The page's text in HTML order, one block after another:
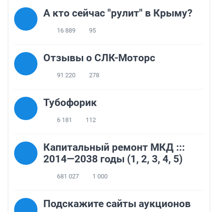
А кто сейчас "рулит" в Крыму?
16 889 95
Отзывы о СЛК-Моторс
91 220 278
Тубофорик
6 181 112
Капитальный ремонт МКД :::
2014—2038 годы (1, 2, 3, 4, 5)
681 027 1 000
Подскажите сайты аукционов